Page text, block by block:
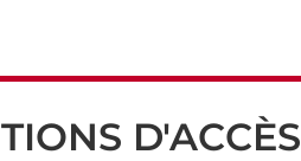
D'ACCÈS